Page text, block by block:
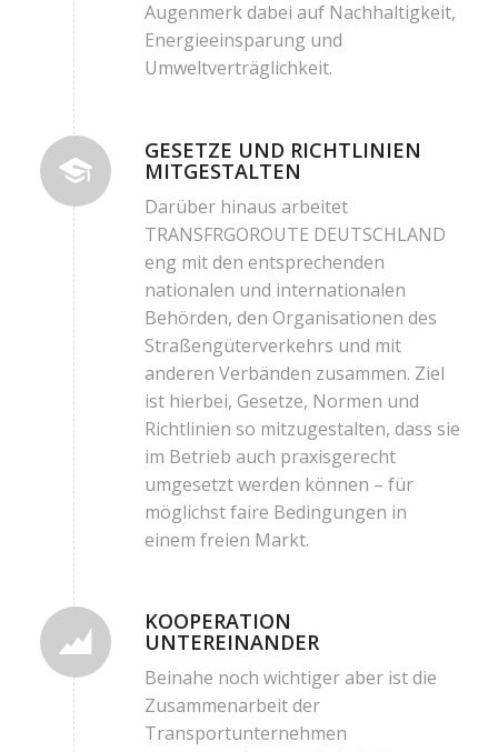
Augenmerk dabei auf Nachhaltigkeit,
Energieeinsparung und
Umweltverträglichkeit.
GESETZE UND RICHTLINIEN
MITGESTALTEN
Darüber hinaus arbeitet
TRANSFRGOROUTE DEUTSCHLAND
eng mit den entsprechenden
nationalen und internationalen
Behörden, den Organisationen des
Straßengüterverkehrs und mit
anderen Verbänden zusammen. Ziel
ist hierbei, Gesetze, Normen und
Richtlinien so mitzugestalten, dass sie
im Betrieb auch praxisgerecht
umgesetzt werden können – für
möglichst faire Bedingungen in
einem freien Markt.
KOOPERATION
UNTEREINANDER
Beinahe noch wichtiger aber ist die
Zusammenarbeit der
Transportunternehmen